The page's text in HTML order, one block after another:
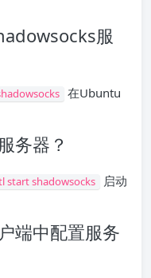
服
在Ubuntu
务器？
start shadowsocks
启动
端中配置服务